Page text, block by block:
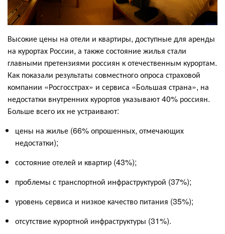
Высокие цены на отели и квартиры, доступные для аренды
на курортах России, а также состояние жилья стали
главными претензиями россиян к отечественным курортам.
Как показали результаты совместного опроса страховой
компании «Росгосстрах» и сервиса «Большая страна», на
недостатки внутренних курортов указывают 40% россиян.
Больше всего их не устраивают:
цены на жилье (66% опрошенных, отмечающих
недостатки);
состояние отелей и квартир (43%);
проблемы с транспортной инфраструктурой (37%);
уровень сервиса и низкое качество питания (35%);
отсутствие курортной инфраструктуры (31%).